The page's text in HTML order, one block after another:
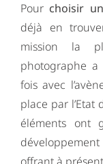
Pour choisir
déjà en
mission la
photographe a
fois avec
place par l’Etat
éléments ont